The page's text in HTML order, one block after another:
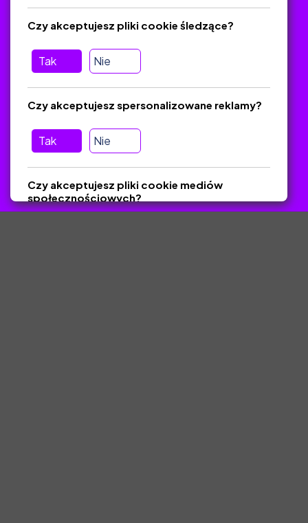
wiadomość nie trafiła do folderu SPAM)
Materiały chronione Prawem Autorskim.
Tak Nie
Czy akceptujesz pliki cookie śledzące?
Tak Nie
Czy akceptujesz spersonalizowane reklamy?
Czy akceptujesz pliki cookie mediów
społecznościowych?